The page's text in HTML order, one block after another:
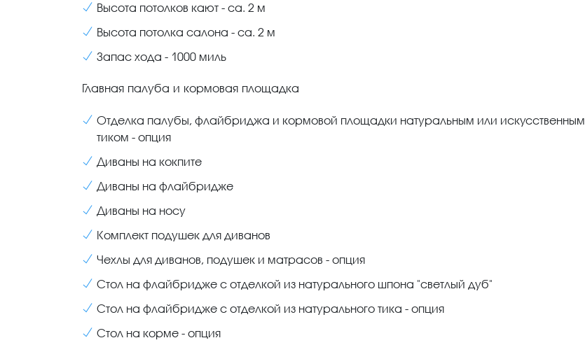
Высота потолков кают - са. 2 м
Высота потолка салона - са. 2 м
Запас хода - 1000 миль
Главная палуба и кормовая площадка
Отделка палубы, флайбриджа и кормовой площадки натуральным или искусственным
тиком - опция
Диваны на кокпите
Диваны на флайбридже
Диваны на носу
Комплект подушек для диванов
Чехлы для диванов, подушек и матрасов - опция
Стол на флайбридже с отделкой из натурального шпона "светлый дуб"
Стол на флайбридже с отделкой из натурального тика - опция
Стол на корме - опция